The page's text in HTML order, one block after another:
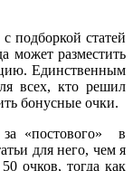
с подборкой статей
может разместить
Единственным
всех, кто решил
бонусные очки.
«постового» в
для него, чем я
очков, тогда как